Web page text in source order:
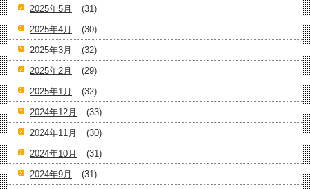
2025年5月
(31)
2025年4月
(30)
2025年3月
(32)
2025年2月
(29)
2025年1月
(32)
2024年12月
(33)
2024年11月
(30)
2024年10月
(31)
2024年9月
(31)